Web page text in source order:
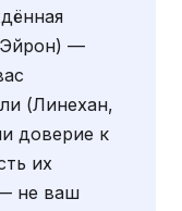
—
(Линехан,
доверие к
их
не ваш